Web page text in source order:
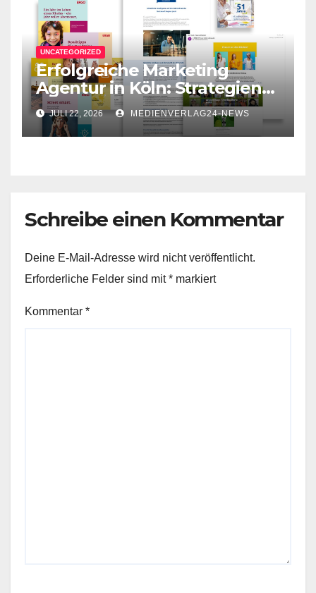
UNCATEGORIZED
Erfolgreiche Marketing
Agentur in Köln: Strategien
für Ihr Unternehmen
JULI 22, 2026 MEDIENVERLAG24-NEWS
Schreibe einen Kommentar
Deine E-Mail-Adresse wird nicht veröffentlicht.
Erforderliche Felder sind mit* markiert
Kommentar *